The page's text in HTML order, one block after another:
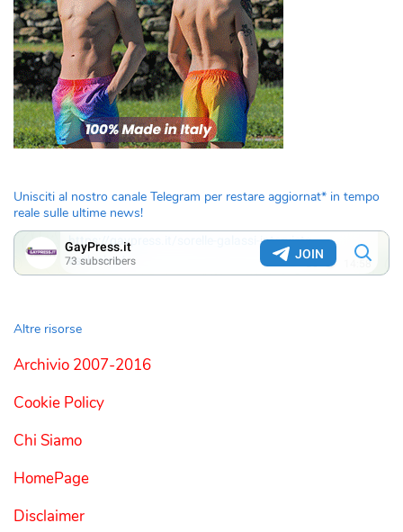
Unisciti al nostro canale Telegram per restare aggiornat* in tempo
reale sulle ultime news!
Altre risorse
Archivio 2007-2016
Cookie Policy
Chi Siamo
HomePage
Disclaimer